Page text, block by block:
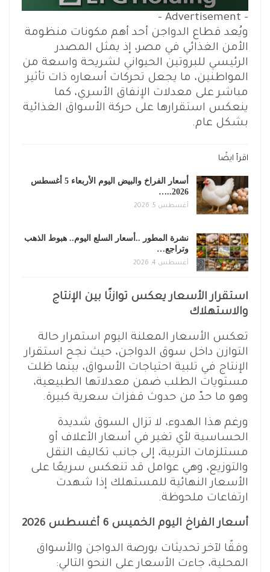
- Advertisement -
ويُعد قطاع الدواجن أحد أهم مكونات منظومة
الأمن الغذائي في مصر، إذ يمثل المصدر
الرئيسي للبروتين الحيواني لشريحة واسعة من
المواطنين، ما يجعل تحركات أسعاره ذات تأثير
مباشر على معدلات الإنفاق الأسري، كما
ينعكس استقرارها على حركة الأسواق الغذائية
بشكل عام.
اقرأ ايضًا
أسعار الفراخ والبيض اليوم الأربعاء 5 أغسطس
2026..…
أغسطس 5, 2026
نشرة المطور ..أسعار السلع اليوم.. هبوط الذهب
وتراجع…
أغسطس 4, 2026
استقرار الأسعار يعكس توازنًا بين الإنتاج
والاستهلاك
تعكس الأسعار المعلنة اليوم استمرار حالة
التوازن داخل سوق الدواجن، حيث نجح استقرار
الإنتاج في تلبية احتياجات الأسواق، بينما ظلت
مستويات الطلب ضمن معدلاتها الطبيعية،
وهو ما حدّ من حدوث قفزات سعرية كبيرة.
ورغم هذا الهدوء، لا تزال السوق شديدة
الحساسية لأي تغير في أسعار الأعلاف أو
مستلزمات التربية، إلى جانب تكاليف النقل
والتوزيع، وهي عوامل قد تنعكس سريعًا على
الأسعار النهائية للمستهلك إذا شهدت
ارتفاعات ملحوظة.
أسعار الفراخ اليوم الخميس 6 أغسطس 2026
وفقًا لآخر تحديثات بورصة الدواجن والأسواق
المحلية، جاءت الأسعار على النحو التالي: